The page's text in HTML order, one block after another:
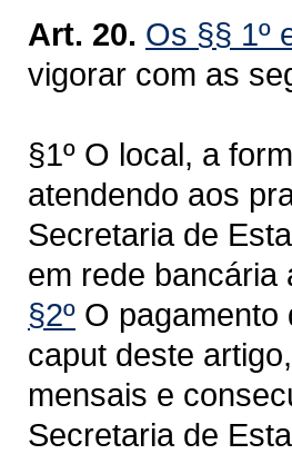
Art. 20. Os §§ 1º
vigorar com as
§1º O local, a
atendendo aos
Secretaria de
em rede bancária
§2º O pagamento
caput deste
mensais e
Secretaria de